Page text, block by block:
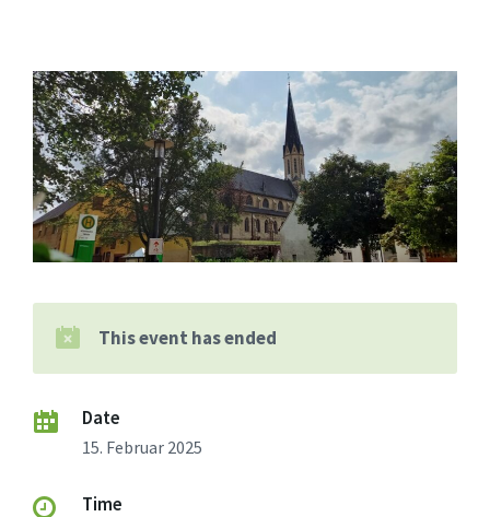
This event has ended
Date
15. Februar 2025
Time